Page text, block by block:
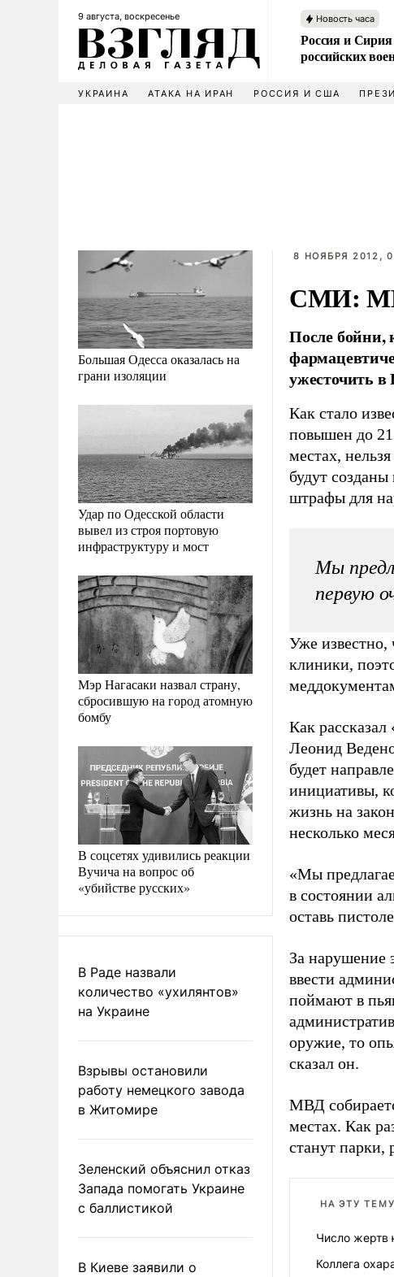
9 августа, воскресенье Новость часа
Россия и
российских
УКРАИНА АТАКА НА ИРАН РОССИЯ И США
Большая Одесса оказалась на
грани изоляции
Удар по Одесской области
вывел из строя портовую
инфраструктуру и мост
Мэр Нагасаки назвал страну,
сбросившую на город атомную
бомбу
В соцсетях удивились реакции
Вучича на вопрос об
«убийстве русских»
В Раде назвали
количество «ухилянтов»
на Украине
Взрывы остановили
работу немецкого завода
в Житомире
Зеленский объяснил отказ
Запада помогать Украине
с баллистикой
В Киеве заявили о
8 НОЯБРЯ 2012,
СМИ:
После бойни,
ужесточить в
Как стало
повышен до 21
местах,
будут созданы
штрафы для
Мы
первую
Уже известно,
клиники,
Как
Леонид
будет
инициативы,
жизнь на
несколько
«Мы
в состоянии
оставь
За нарушение
ввести
поймают в
оружие, то
сказал он.
МВД
местах. Как
станут парки,
НА ЭТУ ТЕМУ
Число жертв
Коллега